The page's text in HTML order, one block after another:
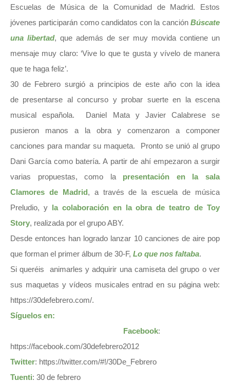
Escuelas de Música de la Comunidad de Madrid. Estos
jóvenes participarán como candidatos con la canción Búscate
una libertad, que además de ser muy movida contiene un
mensaje muy claro: ‘Vive lo que te gusta y vívelo de manera
que te haga feliz’.
30 de Febrero surgió a principios de este año con la idea
de presentarse al concurso y probar suerte en la escena
musical española. Daniel Mata y Javier Calabrese se
pusieron manos a la obra y comenzaron a componer
canciones para mandar su maqueta. Pronto se unió al grupo
Dani García como batería. A partir de ahí empezaron a surgir
varias propuestas, como la presentación en la sala
Clamores de Madrid, a través de la escuela de música
Preludio, y la colaboración en la obra de teatro de Toy
Story, realizada por el grupo ABY.
Desde entonces han logrado lanzar 10 canciones de aire pop
que forman el primer álbum de 30-F, Lo que nos faltaba.
Si queréis animarles y adquirir una camiseta del grupo o ver
sus maquetas y vídeos musicales entrad en su página web:
https://30defebrero.com/.
Síguelos en:
Facebook:
https://facebook.com/30defebrero2012
Twitter: https://twitter.com/#!/30De_Febrero
Tuenti: 30 de febrero